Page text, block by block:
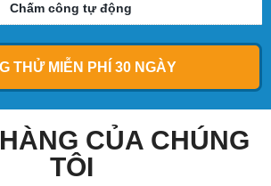
Chấm công tự động
THỬ MIỄN PHÍ 30 NGÀY
CỦA CHÚNG
TÔI